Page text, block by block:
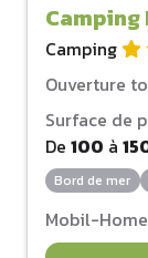
Camping
Ouverture
Surface de
De 100 à
Bord de mer
Mobil-